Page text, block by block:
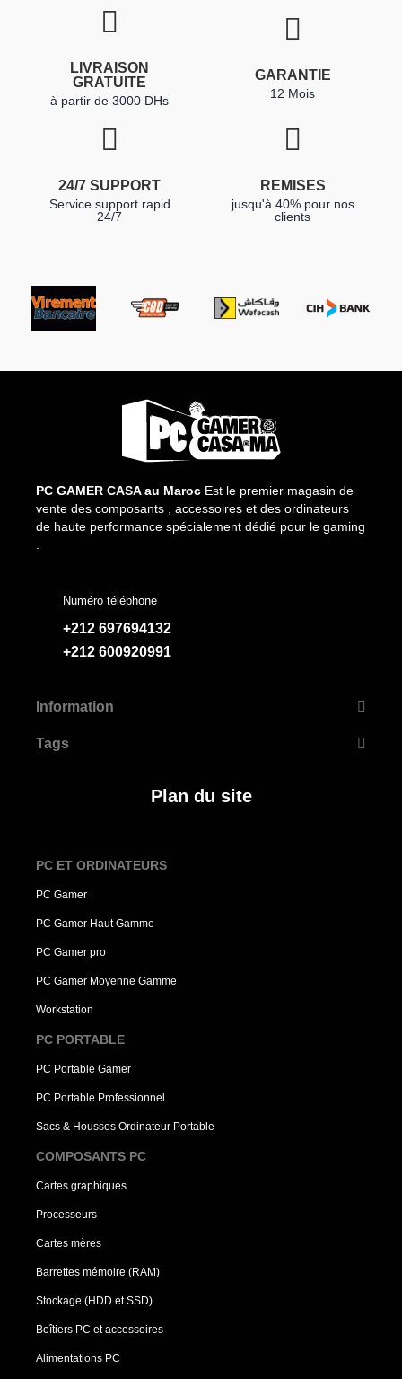
LIVRAISON
GRATUITE
à partir de 3000 DHs
GARANTIE
12 Mois
24/7 SUPPORT
Service support rapid
24/7
REMISES
jusqu'à 40% pour nos
clients
PC GAMER CASA au Maroc Est le premier magasin de
vente des composants , accessoires et des ordinateurs
de haute performance spécialement dédié pour le gaming
Numéro téléphone
+212 697694132
+212 600920991
Information
Tags
Plan du site
PC ET ORDINATEURS
PC Gamer
PC Gamer Haut Gamme
PC Gamer pro
PC Gamer Moyenne Gamme
Workstation
PC PORTABLE
PC Portable Gamer
PC Portable Professionnel
Sacs & Housses Ordinateur Portable
COMPOSANTS PC
Cartes graphiques
Processeurs
Cartes mères
Barrettes mémoire (RAM)
Stockage (HDD et SSD)
Boîtiers PC et accessoires
Alimentations PC